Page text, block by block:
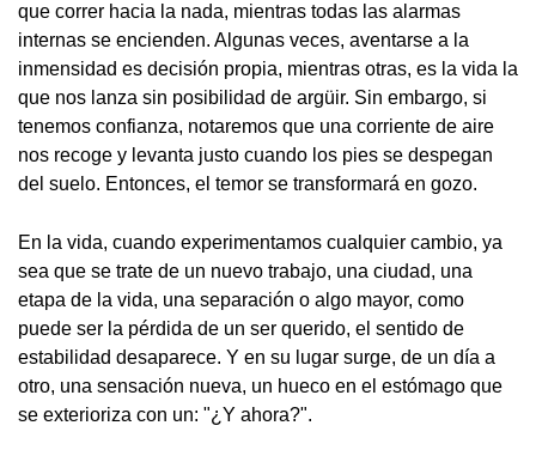
que correr hacia la nada, mientras todas las alarmas
internas se encienden. Algunas veces, aventarse a la
inmensidad es decisión propia, mientras otras, es la vida la
que nos lanza sin posibilidad de argüir. Sin embargo, si
tenemos confianza, notaremos que una corriente de aire
nos recoge y levanta justo cuando los pies se despegan
del suelo. Entonces, el temor se transformará en gozo.
En la vida, cuando experimentamos cualquier cambio, ya
sea que se trate de un nuevo trabajo, una ciudad, una
etapa de la vida, una separación o algo mayor, como
puede ser la pérdida de un ser querido, el sentido de
estabilidad desaparece. Y en su lugar surge, de un día a
otro, una sensación nueva, un hueco en el estómago que
se exterioriza con un: "¿Y ahora?".